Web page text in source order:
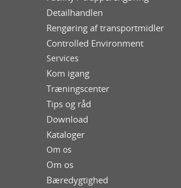
Detailhandlen
Rengøring af transportmidler
Controlled Environment
Services
Kom igang
Træningscenter
Tips og råd
Download
Kataloger
Om os
Om os
Bæredygtighed